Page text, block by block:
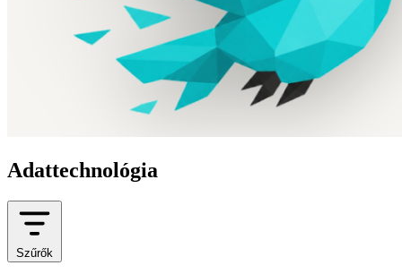
Adattechnológia
Szűrők